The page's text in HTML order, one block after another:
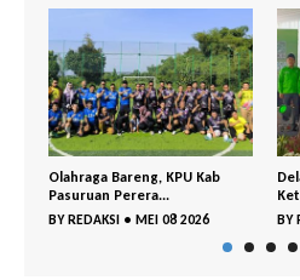
Kab
Delapan Kader Masuk Bursa
Ketua DPC PKB ...
BY REDAKSI •MAR 29 2026